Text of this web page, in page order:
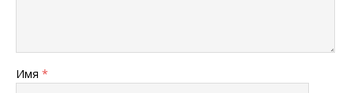
Имя *